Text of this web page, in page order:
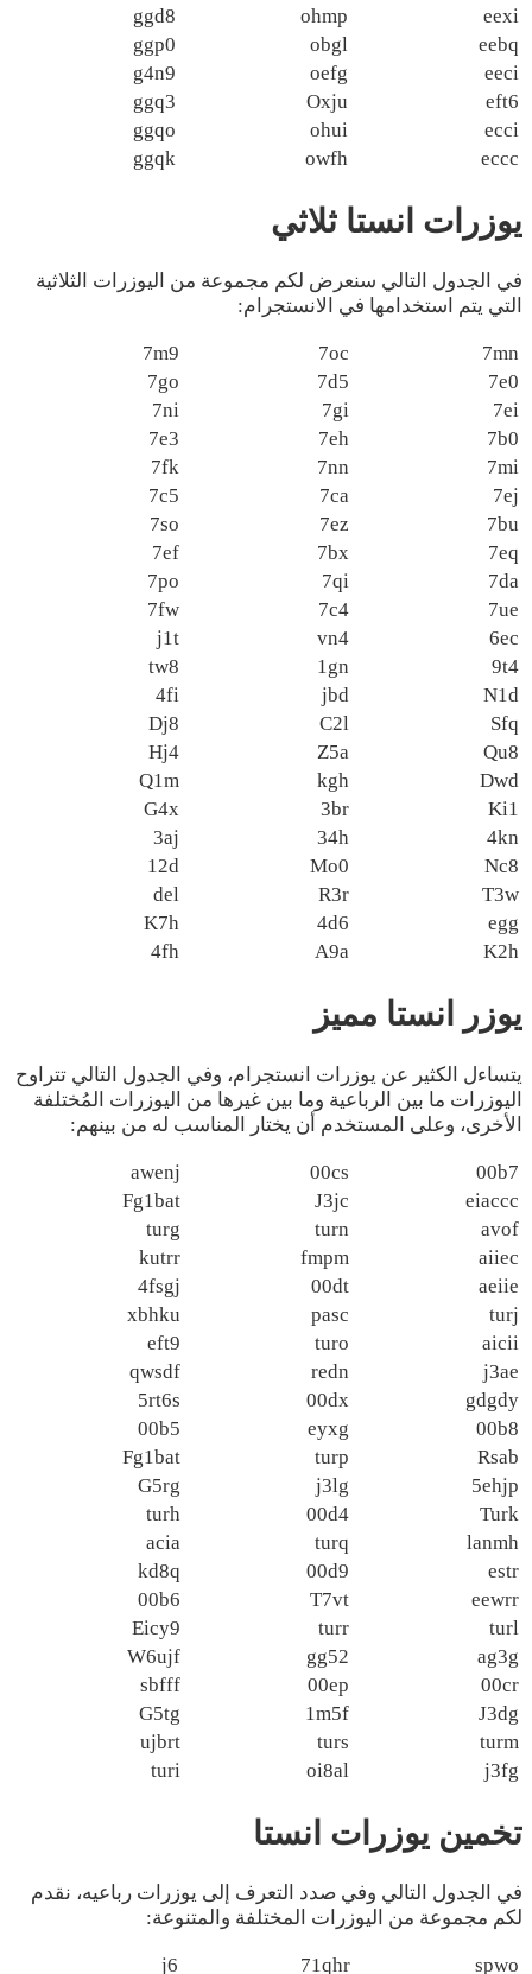
eexi
ohmp
ggd8
eebq
obgl
ggp0
eeci
oefg
g4n9
eft6
Oxju
ggq3
ecci
ohui
ggqo
eccc
owfh
ggqk
يوزرات انستا ثلاثي
في الجدول التالي سنعرض لكم مجموعة من اليوزرات الثلاثية
التي يتم استخدامها في الانستجرام:
7mn
7oc
7m9
7e0
7d5
7go
7ei
7gi
7ni
7b0
7eh
7e3
7mi
7nn
7fk
7ej
7ca
7c5
7bu
7ez
7so
7eq
7bx
7ef
7da
7qi
7po
7ue
7c4
7fw
6ec
vn4
j1t
9t4
1gn
tw8
N1d
jbd
4fi
Sfq
C2l
Dj8
Qu8
Z5a
Hj4
Dwd
kgh
Q1m
Ki1
3br
G4x
4kn
34h
3aj
Nc8
Mo0
12d
T3w
R3r
del
egg
4d6
K7h
K2h
A9a
4fh
يوزر انستا مميز
يتساءل الكثير عن يوزرات انستجرام، وفي الجدول التالي تتراوح
اليوزرات ما بين الرباعية وما بين غيرها من اليوزرات المُختلفة
الأخرى، وعلى المستخدم أن يختار المناسب له من بينهم:
00b7
00cs
awenj
eiaccc
J3jc
Fg1bat
avof
turn
turg
aiiec
fmpm
kutrr
aeiie
00dt
4fsgj
turj
pasc
xbhku
aicii
turo
eft9
j3ae
redn
qwsdf
gdgdy
00dx
5rt6s
00b8
eyxg
00b5
Rsab
turp
Fg1bat
5ehjp
j3lg
G5rg
Turk
00d4
turh
lanmh
turq
acia
estr
00d9
kd8q
eewrr
T7vt
00b6
turl
turr
Eicy9
ag3g
gg52
W6ujf
00cr
00ep
sbfff
J3dg
1m5f
G5tg
turm
turs
ujbrt
j3fg
oi8al
turi
تخمين يوزرات انستا
في الجدول التالي وفي صدد التعرف إلى يوزرات رباعيه، نقدم
لكم مجموعة من اليوزرات المختلفة والمتنوعة:
spwo
71qhr
j6